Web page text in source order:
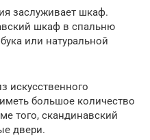
заслуживает шкаф.
шкаф в спальню
или натуральной
искусственного
большое количество
того, скандинавский
двери.